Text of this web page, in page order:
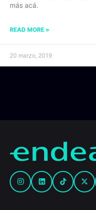
más acá.
READ MORE »
20 marzo, 2019